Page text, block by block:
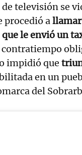
televisión se
procedió allamar
le envió un
contratiempo
impidió que
en un
del